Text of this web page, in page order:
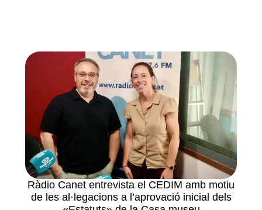
Ràdio Canet entrevista el CEDIM amb motiu
de les al·legacions a l’aprovació inicial dels